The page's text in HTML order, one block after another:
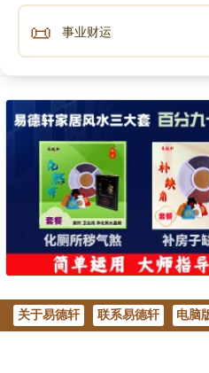
2、属蛇人：属牛与属蛇
聪明，喜欢打抱不平，会为
合作中共同克服困难，实现
3、属鸡人：牛与鸡也为
捷、拼搏进取，和属牛人能
容。属鸡人的积极态度能够
两者携手共进，可共同走向
互补。属猪人宽厚善良、待
牛人面对挑战时的强大动力
📜 事业财运
关于易德轩 联系易德轩 电脑